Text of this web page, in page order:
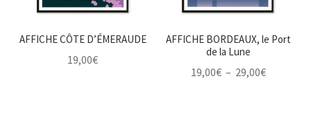
AFFICHE CÔTE D’ÉMERAUDE
19,00€
AFFICHE BORDEAUX, le Port
de la Lune
19,00€ – 29,00€Plage